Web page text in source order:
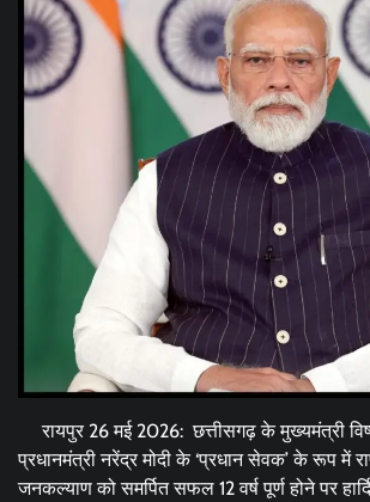
रायपुर 26 मई 2026: छत्तीसगढ़ के मुख्यमंत्री
प्रधानमंत्री नरेंद्र मोदी के ‘प्रधान सेवक’ के रूप में
जनकल्याण को समर्पित सफल 12 वर्ष पूर्ण होने पर